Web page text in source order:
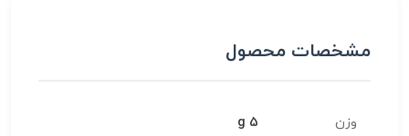
مشخصات محصول
وزن 5 g